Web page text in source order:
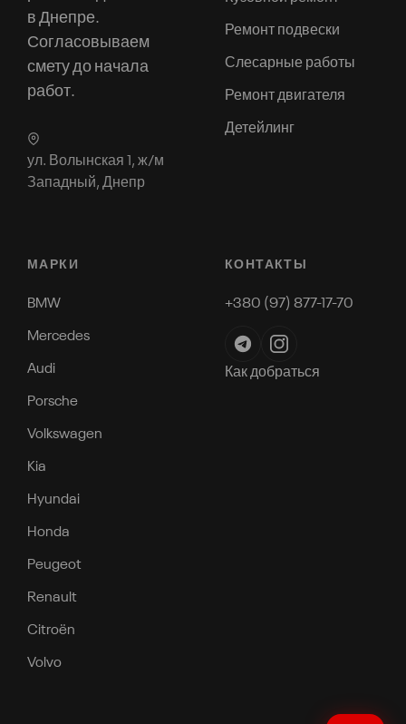
в Днепре.
Согласовываем
смету до начала
работ.
ул. Волынская 1, ж/м
Западный, Днепр
Ремонт подвески
Слесарные работы
Ремонт двигателя
Детейлинг
МАРКИ
BMW
Mercedes
Audi
Porsche
Volkswagen
Kia
Hyundai
Honda
Peugeot
Renault
Citroën
Volvo
КОНТАКТЫ
+380 (97) 877-17-70
Как добраться